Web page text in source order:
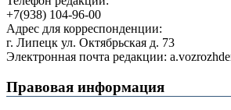
+7(938) 104-96-00
Адрес для корреспонденции:
г. Липецк ул. Октябрьская д. 73
Электронная почта редакции:
Правовая информация